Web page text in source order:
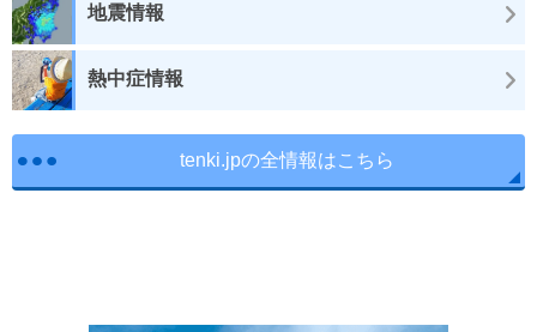
地震情報
熱中症情報
tenki.jpの全情報はこちら